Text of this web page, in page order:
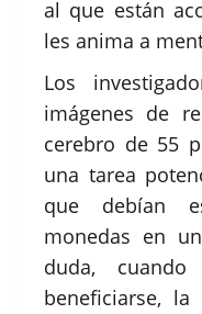
al que están
les anima a
Los
imágenes de
cerebro de 55
una tarea
que debían
monedas en
duda,
beneficiarse,